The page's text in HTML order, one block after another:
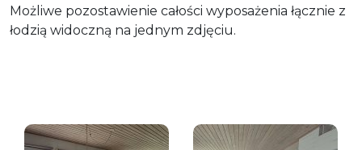
Możliwe pozostawienie całości wyposażenia łącznie z
łodzią widoczną na jednym zdjęciu.